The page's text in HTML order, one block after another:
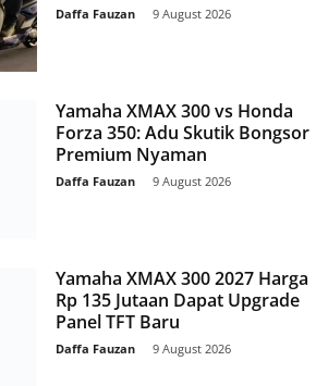
Daffa Fauzan 9 August 2026
Yamaha XMAX 300 vs Honda
Forza 350: Adu Skutik Bongsor
Premium Nyaman
Daffa Fauzan 9 August 2026
Yamaha XMAX 300 2027 Harga
Rp 135 Jutaan Dapat Upgrade
Panel TFT Baru
Daffa Fauzan 9 August 2026